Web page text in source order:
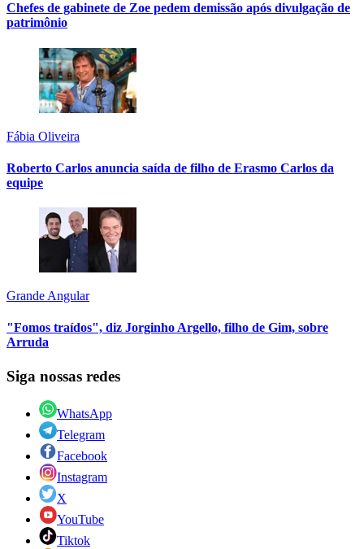
Chefes de gabinete de Zoe pedem demissão após divulgação de
patrimônio
Fábia Oliveira
Roberto Carlos anuncia saída de filho de Erasmo Carlos da
equipe
Grande Angular
"Fomos traídos", diz Jorginho Argello, filho de Gim, sobre
Arruda
Siga nossas redes
WhatsApp
Telegram
Facebook
Instagram
X
YouTube
Tiktok